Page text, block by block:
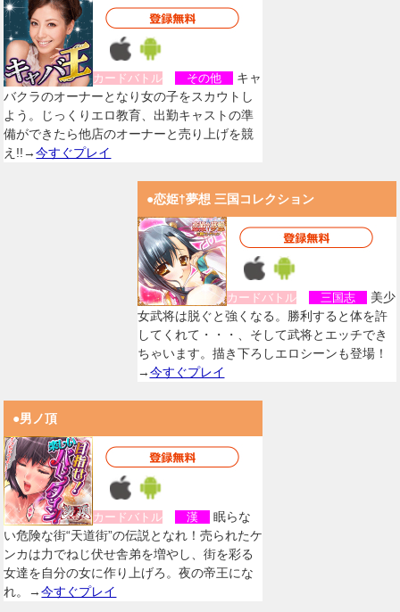
カードバトル その他
キャ
バクラのオーナーとなり女の子をスカウトし
よう。じっくりエロ教育、出勤キャストの準
備ができたら他店のオーナーと売り上げを競
え!!→今すぐプレイ
●恋姫†夢想 三国コレクション
カードバトル 三国志
美少
女武将は脱ぐと強くなる。勝利すると体を許
してくれて・・・、そして武将とエッチでき
ちゃいます。描き下ろしエロシーンも登場！
→今すぐプレイ
●男ノ頂
カードバトル 漢
眠らな
い危険な街“天道街”の伝説となれ！売られたケ
ンカは力でねじ伏せ舎弟を増やし、街を彩る
女達を自分の女に作り上げろ。夜の帝王にな
れ。→今すぐプレイ